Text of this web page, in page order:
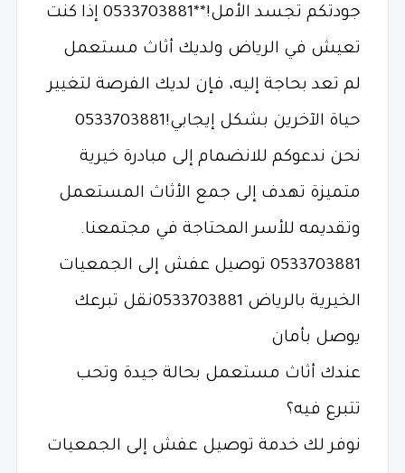
جودتكم تجسد الأمل!**0533703881 إذا كنت
تعيش في الرياض ولديك أثاث مستعمل
لم تعد بحاجة إليه، فإن لديك الفرصة لتغيير
حياة الآخرين بشكل إيجابي!0533703881
نحن ندعوكم للانضمام إلى مبادرة خيرية
متميزة تهدف إلى جمع الأثاث المستعمل
وتقديمه للأسر المحتاجة في مجتمعنا.
0533703881 توصيل عفش إلى الجمعيات
الخيرية بالرياض 0533703881نقل تبرعك
يوصل بأمان
عندك أثاث مستعمل بحالة جيدة وتحب
تتبرع فيه؟
نوفر لك خدمة توصيل عفش إلى الجمعيات